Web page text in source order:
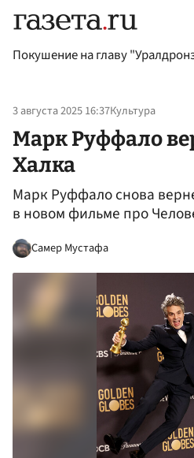
Покушение на главу
3 августа 2025 16:37Культура
Марк Руффало
Халка
Марк Руффало снова
в новом фильме про
Самер Мустафа